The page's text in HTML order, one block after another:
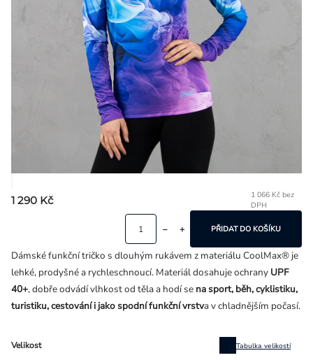
1 290 Kč
1 066 Kč bez
DPH
Velikost Tabulka velikostí
PŘIDAT DO KOŠÍKU
Dámské funkční tričko s dlouhým rukávem z materiálu CoolMax® je
lehké, prodyšné a rychleschnoucí. Materiál dosahuje ochrany UPF
40+, dobře odvádí vlhkost od těla a hodí se na sport, běh, cyklistiku,
turistiku, cestování i jako spodní funkční vrstva v chladnějším počasí.